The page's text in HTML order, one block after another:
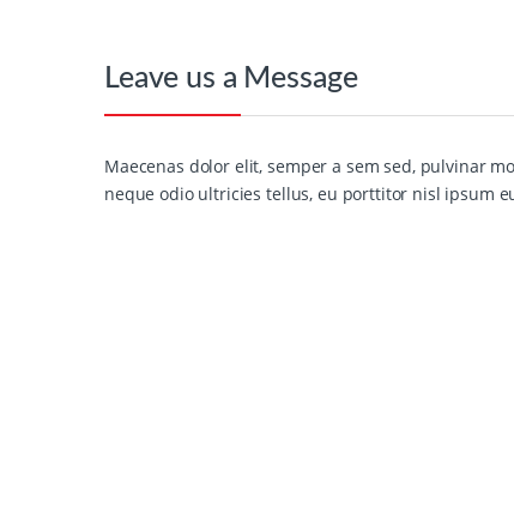
Leave us a Message
Maecenas dolor elit, semper a sem sed, pulvinar
neque odio ultricies tellus, eu porttitor nisl ipsum